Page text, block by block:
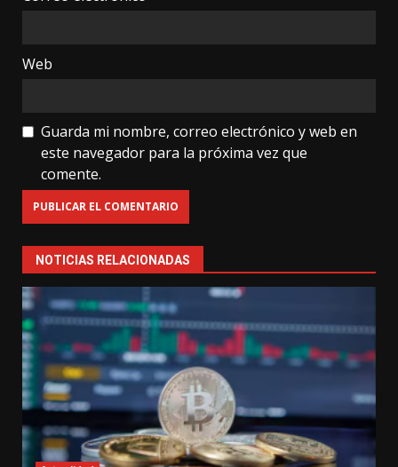
Web
Guarda mi nombre, correo electrónico y web en
este navegador para la próxima vez que
comente.
NOTICIAS RELACIONADAS